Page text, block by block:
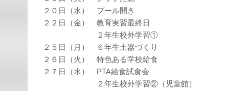
２０日（水） プール開き
２２日（金） 教育実習最終日
２年生校外学習①
２５日（月） ６年生土器づくり
２６日（火） 特色ある学校給食
２７日（水） PTA給食試食会
２年生校外学習②（児童館）